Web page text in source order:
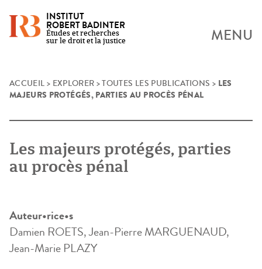
Skip
INSTITUT
ROBERT BADINTER
Études et recherches
sur le droit et la justice
MENU
ACCUEIL > EXPLORER >TOUTES LES PUBLICATIONS > LES
MAJEURS PROTÉGÉS, PARTIES AU PROCÈS PÉNAL
Les majeurs protégés, parties
au procès pénal
Auteur•rice•s
Damien ROETS, Jean-Pierre MARGUENAUD,
Jean-Marie PLAZY